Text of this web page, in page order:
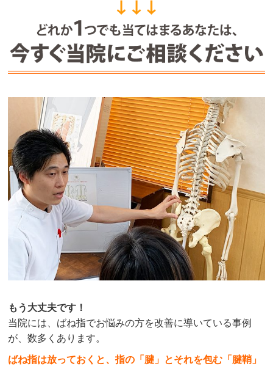
もう大丈夫です！
当院には、ばね指でお悩みの方を改善に導いている事例
が、数多くあります。
ばね指は放っておくと、指の「腱」とそれを包む「腱鞘」